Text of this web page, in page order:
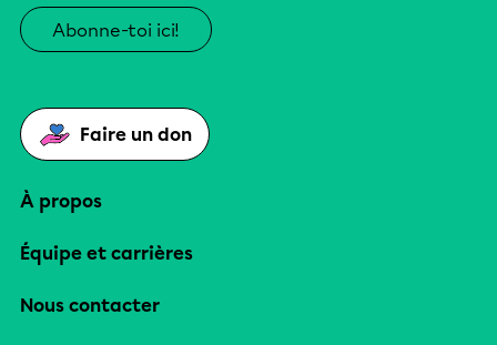
Abonne-toi ici!
Faire un don
À propos
Équipe et carrières
Nous contacter